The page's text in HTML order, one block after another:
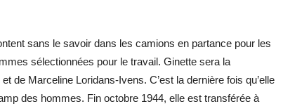
sans le savoir dans les camions en partance pour les
sélectionnées pour le travail. Ginette sera la
de Marceline Loridans-Ivens. C’est la dernière fois qu’elle
des hommes. Fin octobre 1944, elle est transférée à